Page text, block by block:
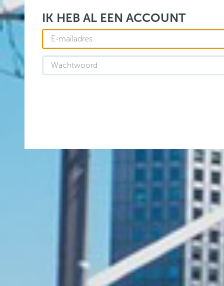
IK HEB AL EEN ACCOUNT